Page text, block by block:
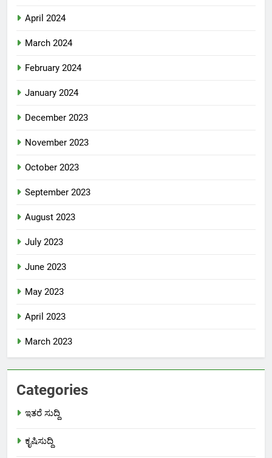
April 2024
March 2024
February 2024
January 2024
December 2023
November 2023
October 2023
September 2023
August 2023
July 2023
June 2023
May 2023
April 2023
March 2023
Categories
ಇತರೆ ಸುದ್ದಿ
ಕೃಷಿಸುದ್ದಿ